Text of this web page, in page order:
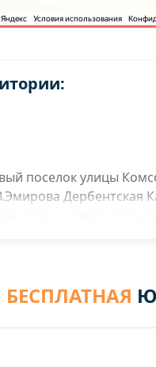
поселок улицы
Дербентская
70лет октября